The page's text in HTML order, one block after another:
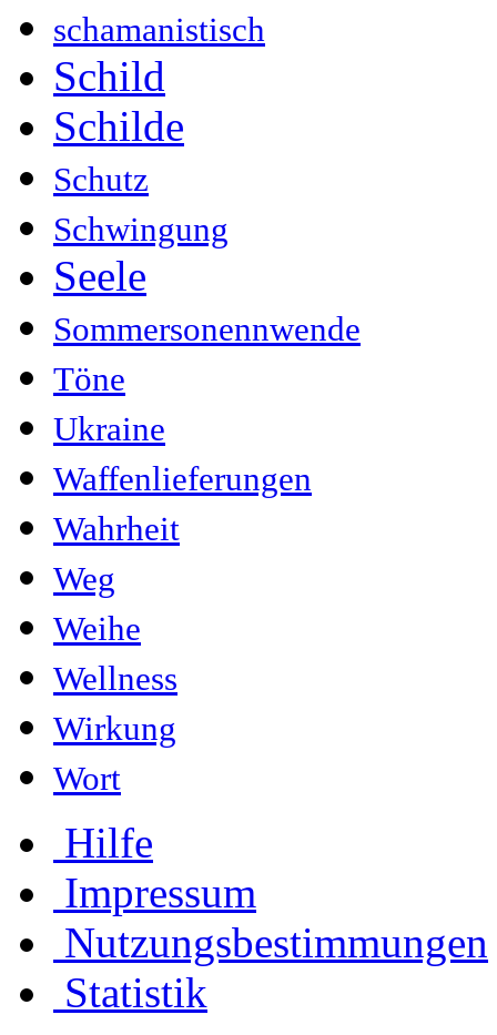
schamanistisch
Schild
Schilde
Schutz
Schwingung
Seele
Sommersonennwende
Töne
Ukraine
Waffenlieferungen
Wahrheit
Weg
Weihe
Wellness
Wirkung
Wort
Hilfe
Impressum
Nutzungsbestimmungen
Statistik